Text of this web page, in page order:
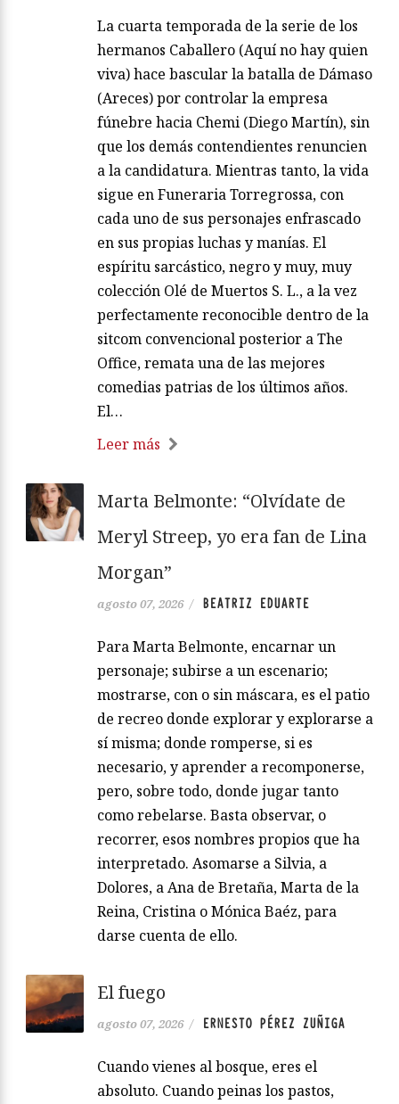
La cuarta temporada de la serie de los
hermanos Caballero (Aquí no hay quien
viva) hace bascular la batalla de Dámaso
(Areces) por controlar la empresa
fúnebre hacia Chemi (Diego Martín), sin
que los demás contendientes renuncien
a la candidatura. Mientras tanto, la vida
sigue en Funeraria Torregrossa, con
cada uno de sus personajes enfrascado
en sus propias luchas y manías. El
espíritu sarcástico, negro y muy, muy
colección Olé de Muertos S. L., a la vez
perfectamente reconocible dentro de la
sitcom convencional posterior a The
Office, remata una de las mejores
comedias patrias de los últimos años.
El…
Leer más
Marta Belmonte: “Olvídate de
Meryl Streep, yo era fan de Lina
Morgan”
agosto 07, 2026 / BEATRIZ EDUARTE
Para Marta Belmonte, encarnar un
personaje; subirse a un escenario;
mostrarse, con o sin máscara, es el patio
de recreo donde explorar y explorarse a
sí misma; donde romperse, si es
necesario, y aprender a recomponerse,
pero, sobre todo, donde jugar tanto
como rebelarse. Basta observar, o
recorrer, esos nombres propios que ha
interpretado. Asomarse a Silvia, a
Dolores, a Ana de Bretaña, Marta de la
Reina, Cristina o Mónica Baéz, para
darse cuenta de ello.
El fuego
agosto 07, 2026 / ERNESTO PÉREZ ZUÑIGA
Cuando vienes al bosque, eres el
absoluto. Cuando peinas los pastos,